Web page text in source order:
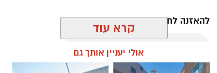
בנוסף, במהלך סוף השבוע נרשמו שישה קנסות בגין
גניבה או כניסה לשטחים חקלאיים ללא אישור.
להאזנה לתוכן: קרא עוד
אולי יעניין אותך גם